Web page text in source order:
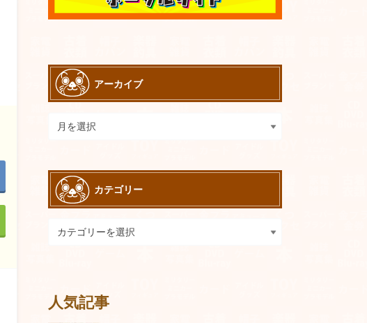
アーカイブ
カテゴリー
人気記事